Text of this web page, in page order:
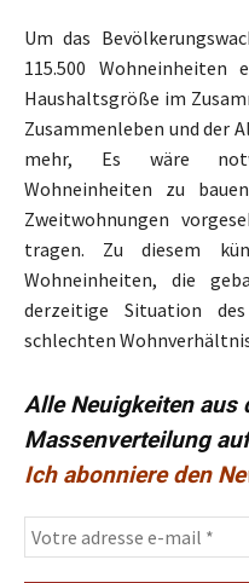
Um das
115.500 Wohneinheiten
Haushaltsgröße im
Zusammenleben und der
mehr, Es wäre
Wohneinheiten zu
Zweitwohnungen
tragen. Zu diesem
Wohneinheiten, die
derzeitige Situation
schlechten
Alle Neuigkeiten aus
Massenverteilung
Ich abonniere den